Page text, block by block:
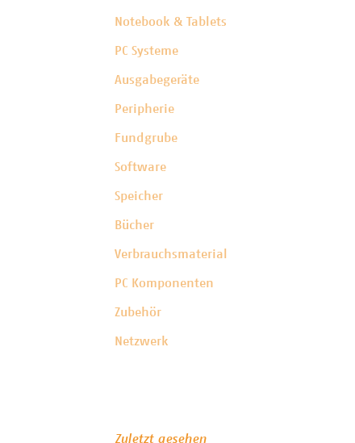
Notebook & Tablets
PC Systeme
Ausgabegeräte
Peripherie
Fundgrube
Software
Speicher
Bücher
Verbrauchsmaterial
PC Komponenten
Zubehör
Netzwerk
Zuletzt gesehen